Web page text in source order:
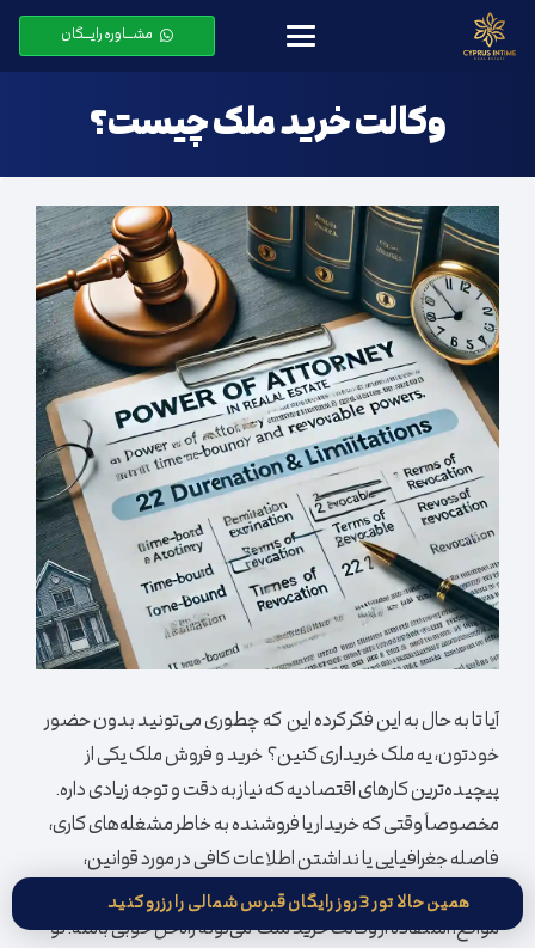
مشـــاوره رایـــگان
وکالت خرید ملک چیست؟
آیا تا به حال به این فکر کرده این که چطوری می‌تونید بدون حضور
خودتون، یه ملک خریداری کنین؟ خرید و فروش ملک یکی از
پیچیده‌ترین کارهای اقتصادیه که نیاز به دقت و توجه زیادی داره.
مخصوصاً وقتی که خریدار یا فروشنده به خاطر مشغله‌های کاری،
فاصله جغرافیایی یا نداشتن اطلاعات کافی در مورد قوانین،
نمی‌تونه خودش تو همه مراحل معامله حضور داشته باشه. تو این
مواقع، استفاده از وکالت خرید ملک می‌تونه راه‌حل خوبی باشه. تو
همین حالا تور 3 روز رایگان قبرس شمالی را رزرو کنید